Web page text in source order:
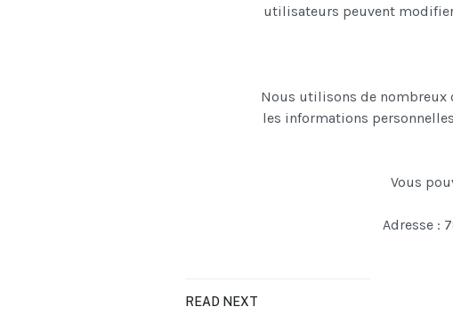
utilisateurs peuvent
Nous utilisons de nombreux
les informations
Vous
Adresse :
READ NEXT